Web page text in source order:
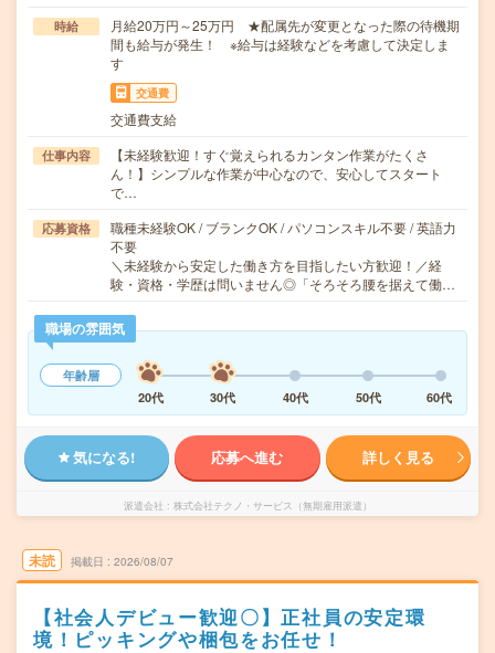
時給
月給20万円～25万円 ★配属先が変更となった際の待機期
間も給与が発生！ ※給与は経験などを考慮して決定しま
す
交通費
交通費支給
仕事内容
【未経験歓迎！すぐ覚えられるカンタン作業がたくさ
ん！】シンプルな作業が中心なので、安心してスタート
で…
応募資格
職種未経験OK / ブランクOK / パソコンスキル不要 / 英語力
不要
＼未経験から安定した働き方を目指したい方歓迎！／経
験・資格・学歴は問いません◎「そろそろ腰を据えて働…
職場の雰囲気
年齢層
20代
30代 40代 50代 60代
気になる! 応募へ進む 詳しく見る
派遣会社 株式会社テクノ・サービス（無期雇用派遣）
未読 掲載日 2026/08/07
【社会人デビュー歓迎〇】正社員の安定環
境！ピッキングや梱包をお任せ！